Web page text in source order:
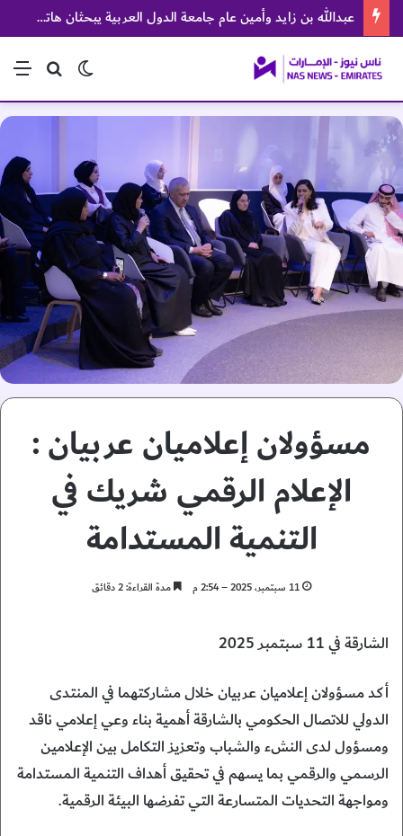
عبدالله بن زايد وأمين عام جامعة الدول العربية يبحثان هاتفياً الأوضاع في المنطقة
بحث عن
الوضع المظلم
مسؤولان إعلاميان عربيان :
الإعلام الرقمي شريك في
التنمية المستدامة
11 سبتمبر، 2025 – 2:54 م مدة القراءة: 2 دقائق
الشارقة في 11 سبتمبر 2025
أكد مسؤولان إعلاميان عربيان خلال مشاركتهما في المنتدى
الدولي للاتصال الحكومي بالشارقة أهمية بناء وعي إعلامي ناقد
ومسؤول لدى النشء والشباب وتعزيز التكامل بين الإعلامين
الرسمي والرقمي بما يسهم في تحقيق أهداف التنمية المستدامة
ومواجهة التحديات المتسارعة التي تفرضها البيئة الرقمية.